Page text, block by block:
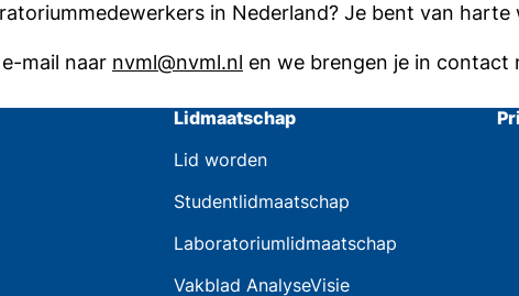
in Nederland? Je bent van harte
mail naar nvml@nvml.nl en we brengen je in contact
Lidmaatschap
Lid worden
Studentlidmaatschap
Laboratoriumlidmaatschap
Vakblad AnalyseVisie